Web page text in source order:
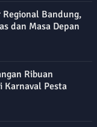
Bandung,
dan Masa Depan
Ribuan
Karnaval Pesta